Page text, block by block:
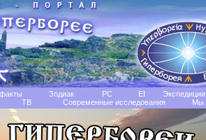
Зодиак РС EI
Экспедиции
TB Современные исследования Мы